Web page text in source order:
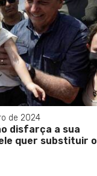
de 2024
disfarça a sua
quer substituir o